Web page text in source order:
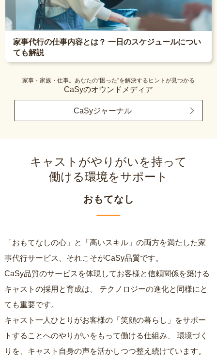
家事代行の仕事内容とは？ 一日のスケジュールについ
ても解説
家事・家族・仕事。あなたの“困った”を解決するヒントが見つかる
CaSyのオウンドメディア
CaSyジャーナル
キャストがやりがいを持って
働ける環境をサポート
おもてなし
「おもてなしの心」と「高いスキル」の両方を満たした家
事代行サービス、それこそがCaSy品質です。
CaSy品質のサービスを体現してお客様と信頼関係を築ける
キャストの採用と育成は、
ても重要です。
キャスト一人ひとりがお客様の「笑顔の暮らし」をサポー
トすることへのやりがいをもって働ける仕組み、
りを、キャスト自身の声を活かしつつ整え続けています。